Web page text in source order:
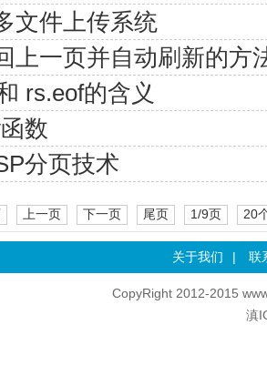
文件上传系统
上一页并自动刷新的方
rs.eof的含义
数
分页技术
上一页 下一页 尾页 1/9页 20
关于我们 | 联
CopyRight 2012-2015
滇